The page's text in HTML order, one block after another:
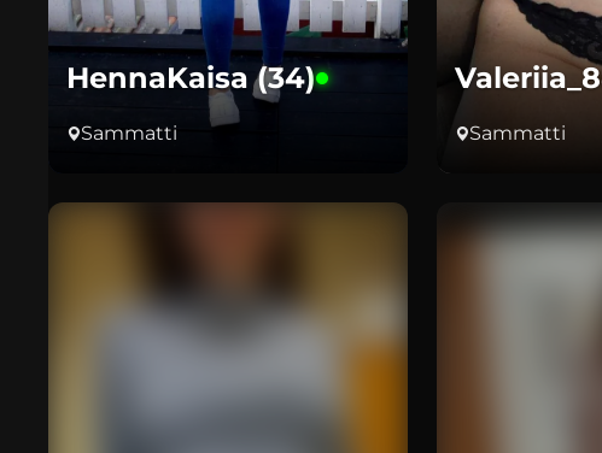
HennaKaisa (34)
Sammatti Sammatti